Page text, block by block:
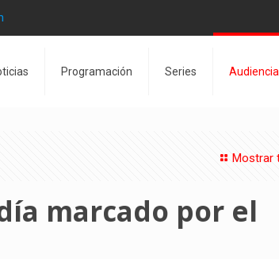
Programación Series
Mostrar
marcado por el